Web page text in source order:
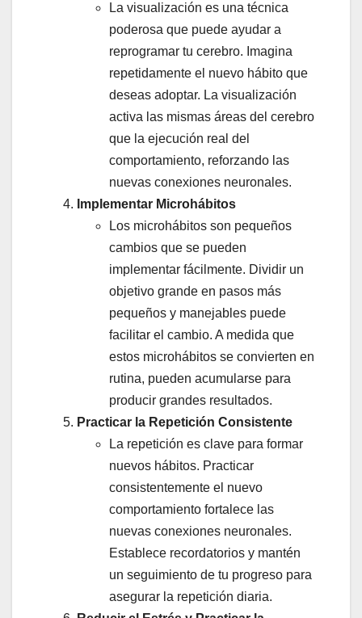
La visualización es una técnica
poderosa que puede ayudar a
reprogramar tu cerebro. Imagina
repetidamente el nuevo hábito que
deseas adoptar. La visualización
activa las mismas áreas del cerebro
que la ejecución real del
comportamiento, reforzando las
nuevas conexiones neuronales.
Implementar Microhábitos
Los microhábitos son pequeños
cambios que se pueden
implementar fácilmente. Dividir un
objetivo grande en pasos más
pequeños y manejables puede
facilitar el cambio. A medida que
estos microhábitos se convierten en
rutina, pueden acumularse para
producir grandes resultados.
Practicar la Repetición Consistente
La repetición es clave para formar
nuevos hábitos. Practicar
consistentemente el nuevo
comportamiento fortalece las
nuevas conexiones neuronales.
Establece recordatorios y mantén
un seguimiento de tu progreso para
asegurar la repetición diaria.